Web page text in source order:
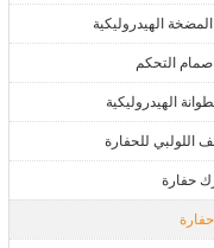
الهيدروليكية
التحكم
الهيدروليكية
اللولبي للحفارة
حفارة